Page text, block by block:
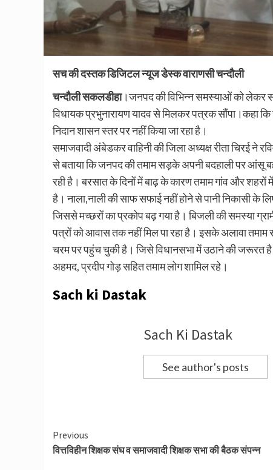
सच की दस्तक डिजिटल न्यूज डेस्क वाराणसी चन्दौली
चन्दौली सकलडीहा।जनपद की विभिन्न समस्याओं को लेकर
विधायक प्रभुनारायण यादव से मिलकर पत्रक सौंपा।कहा
निदान शासन स्तर पर नहीं किया जा रहा है।
समाजवादी अंबेडकर वाहिनी की जिला अध्यक्ष रीता चिरई ने
से बताया कि जनपद की तमाम सड़के अपनी बदहाली पर आंसू
रही है। बरसात के दिनों में बाढ़ के कारण तमाम गांव और शहरों में
है। नाला,नाली की साफ सफाई नहीं होने से पानी निकासी के
जिससे मच्छरों का प्रकोप बढ़ गया है। बिजली की समस्या
पत्रों को आवास तक नहीं मिल पा रहा है। इसके अलावा
चरम पर पहुंच चुकी है। जिसे विधानसभा में उठाने की जरूरत
अहमद, प्रदीप गोड़ सहित तमाम लोग शामिल रहे।
Sach ki Dastak
Sach Ki Dastak
See author's posts
Continue
Reading
Previous
वित्तविहीन शिक्षक संघ व समाजवादी शिक्षक सभा की बैठक संपन्न